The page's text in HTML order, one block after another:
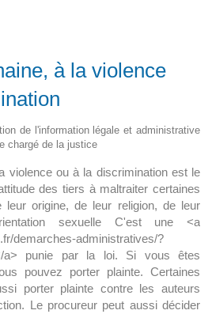
à la violence
de l'information légale et administrative
chargé de la justice
violence ou à la discrimination est le
des tiers à maltraiter certaines
leur origine, de leur religion, de leur
sexuelle C'est une <a
demarches-administratives/?
a> punie par la loi. Si vous êtes
pouvez porter plainte. Certaines
porter plainte contre les auteurs
Le procureur peut aussi décider